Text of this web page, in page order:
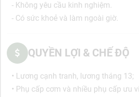
- Không yêu cầu kinh nghiệm.
- Có sức khoẻ và làm ngoài giờ.
QUYỀN LỢI & CHẾ ĐỘ
• Lương cạnh tranh, lương tháng 13;
• Phụ cấp cơm và nhiều phụ cấp ưu